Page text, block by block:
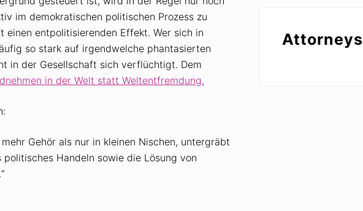
im demokratischen politischen Prozess zu
einen entpolitisierenden Effekt. Wer sich in
so stark auf irgendwelche phantasierten
in der Gesellschaft sich verflüchtigt. Dem
in der Welt statt Weltentfremdung.
Gehör als nur in kleinen Nischen, untergräbt
Handeln sowie die Lösung von
Attorneys